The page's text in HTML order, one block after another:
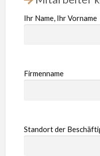
Ihr Name, Ihr Vorname
Firmenname
Standort der